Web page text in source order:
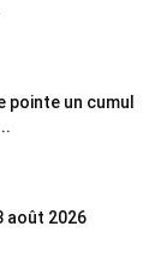
pointe un cumul
août 2026